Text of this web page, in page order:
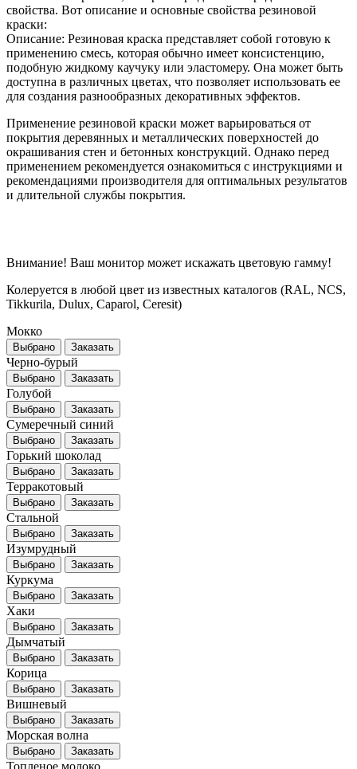
свойства. Вот описание и основные свойства резиновой
краски:
Описание: Резиновая краска представляет собой готовую к
применению смесь, которая обычно имеет консистенцию,
подобную жидкому каучуку или эластомеру. Она может быть
доступна в различных цветах, что позволяет использовать ее
для создания разнообразных декоративных эффектов.
Применение резиновой краски может варьироваться от
покрытия деревянных и металлических поверхностей до
окрашивания стен и бетонных конструкций. Однако перед
применением рекомендуется ознакомиться с инструкциями и
рекомендациями производителя для оптимальных результатов
и длительной службы покрытия.
Внимание! Ваш монитор может искажать цветовую гамму!
Колеруется в любой цвет из известных каталогов (RAL, NCS,
Tikkurila, Dulux, Caparol, Ceresit)
Мокко
Выбрано Заказать
Черно-бурый
Выбрано Заказать
Голубой
Выбрано Заказать
Сумеречный синий
Выбрано Заказать
Горький шоколад
Выбрано Заказать
Терракотовый
Выбрано Заказать
Стальной
Выбрано Заказать
Изумрудный
Выбрано Заказать
Куркума
Выбрано Заказать
Хаки
Выбрано Заказать
Дымчатый
Выбрано Заказать
Корица
Выбрано Заказать
Вишневый
Выбрано Заказать
Морская волна
Выбрано Заказать
Топленое молоко